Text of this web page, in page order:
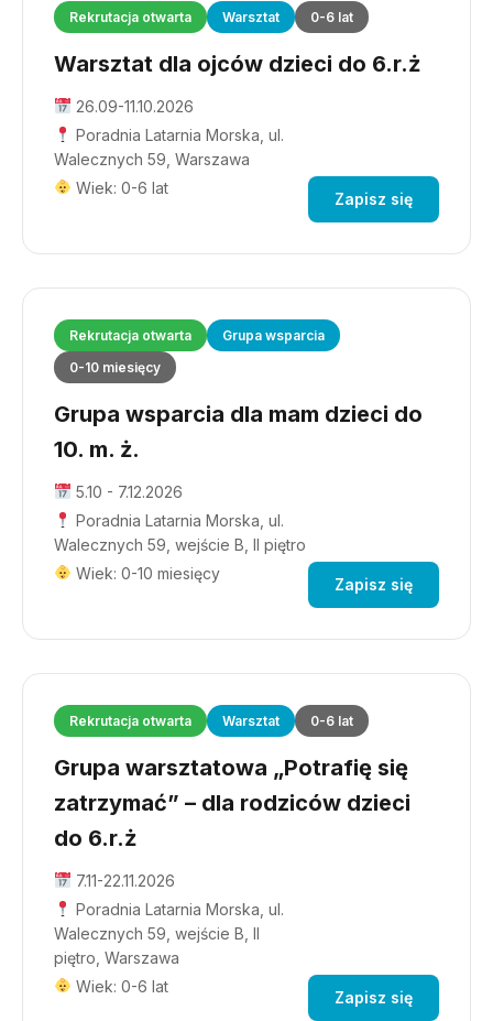
Rekrutacja otwarta Warsztat 0-6 lat
Warsztat dla ojców dzieci do 6.r.ż
26.09-11.10.2026
Poradnia Latarnia Morska, ul.
Walecznych 59, Warszawa
Wiek: 0-6 lat
Zapisz się
Rekrutacja otwarta
Grupa wsparcia
0-10 miesięcy
Grupa wsparcia dla mam dzieci do
10. m. ż.
5.10 - 7.12.2026
Poradnia Latarnia Morska, ul.
Walecznych 59, wejście B, II piętro
Wiek: 0-10 miesięcy
Zapisz się
Rekrutacja otwarta Warsztat 0-6 lat
Grupa warsztatowa „Potrafię się
zatrzymać” – dla rodziców dzieci
do 6.r.ż
7.11-22.11.2026
Poradnia Latarnia Morska, ul.
Walecznych 59, wejście B, II
piętro, Warszawa
Wiek: 0-6 lat
Zapisz się